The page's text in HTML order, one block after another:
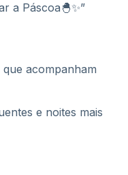
a Páscoa🐣✨”
acompanham
e noites mais